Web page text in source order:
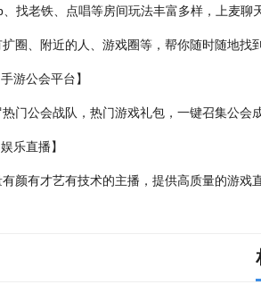
老铁、点唱等房间玩法丰富多样，上麦聊
、附近的人、游戏圈等，帮你随时随地找
公会平台】
公会战队，热门游戏礼包，一键召集公会
直播】
有才艺有技术的主播，提供高质量的游戏